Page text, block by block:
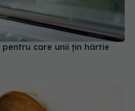
care unii țin hârtie